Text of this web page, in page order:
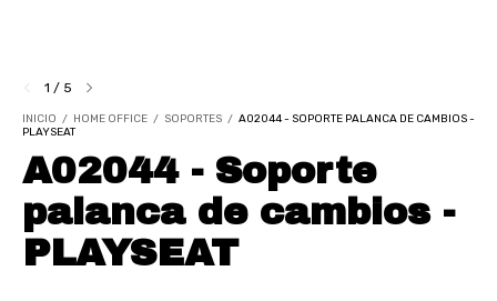
1 / 5
INICIO / HOME OFFICE / SOPORTES / A02044 - SOPORTE PALANCA DE CAMBIOS -
PLAYSEAT
A02044 - Soporte
palanca de cambios -
PLAYSEAT